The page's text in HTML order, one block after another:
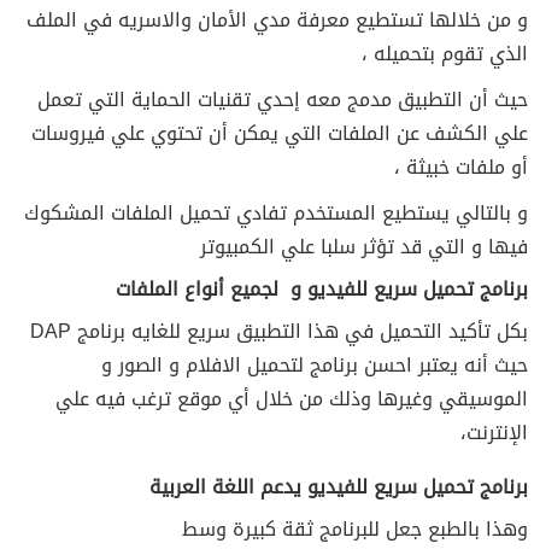
و من خلالها تستطيع معرفة مدي الأمان والاسريه في الملف
الذي تقوم بتحميله ،
حيث أن التطبيق مدمج معه إحدي تقنيات الحماية التي تعمل
علي الكشف عن الملفات التي يمكن أن تحتوي علي فيروسات
أو ملفات خبيثة ،
و بالتالي يستطيع المستخدم تفادي تحميل الملفات المشكوك
فيها و التي قد تؤثر سلبا علي الكمبيوتر
برنامج تحميل سريع للفيديو و لجميع أنواع الملفات
بكل تأكيد التحميل في هذا التطبيق سريع للغايه برنامج DAP
حيث أنه يعتبر احسن برنامج لتحميل الافلام و الصور و
الموسيقي وغيرها وذلك من خلال أي موقع ترغب فيه علي
الإنترنت،
برنامج تحميل سريع للفيديو يدعم اللغة العربية
وهذا بالطبع جعل للبرنامج ثقة كبيرة وسط